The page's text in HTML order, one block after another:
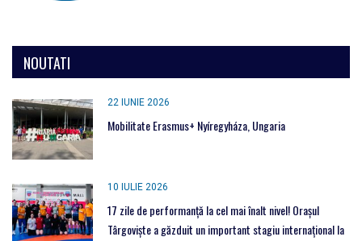
NOUTATI
22 IUNIE 2026
Mobilitate Erasmus+ Nyíregyháza, Ungaria
10 IULIE 2026
17 zile de performanță la cel mai înalt nivel! Orașul
Târgoviște a găzduit un important stagiu internațional la